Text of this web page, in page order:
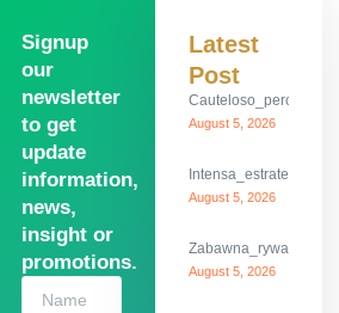
Signup
our
newsletter
to get
update
information,
news,
insight or
promotions.
Latest
Post
August 5, 2026
August 5, 2026
August 5, 2026